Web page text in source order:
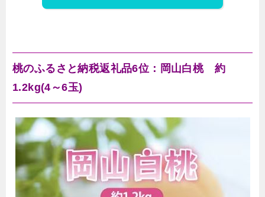
桃のふるさと納税返礼品6位：岡山白桃 約
1.2kg(4～6玉)